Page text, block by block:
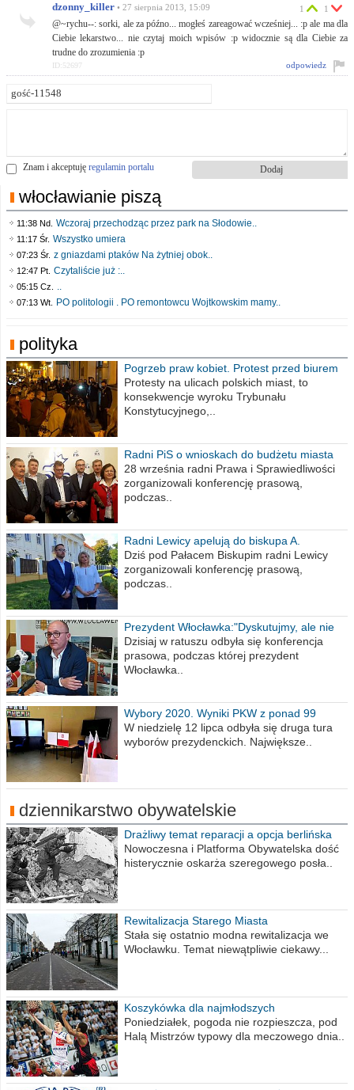
dzonny_killer • 27 sierpnia 2013, 15:09
@~rychu--: sorki, ale za późno... mogłeś zareagować wcześniej... :p ale ma dla
Ciebie lekarstwo... nie czytaj moich wpisów :p widocznie są dla Ciebie za
trudne do zrozumienia :p
1 1
odpowiedz
ID:52697
Znam i akceptuję regulamin portalu
włocławianie piszą
11:38 Nd. Wczoraj przechodząc przez park na Słodowie..
11:17 Śr. Wszystko umiera
07:23 Śr. z gniazdami ptaków Na żytniej obok..
12:47 Pt. Czytaliście już :..
05:15 Cz. ..
07:13 Wt. PO politologii . PO remontowcu Wojtkowskim mamy..
polityka
Pogrzeb praw kobiet. Protest przed biurem
poselskim PiS
Protesty na ulicach polskich miast, to
konsekwencje wyroku Trybunału
Konstytucyjnego,..
Radni PiS o wnioskach do budżetu miasta
na 2021 rok
28 września radni Prawa i Sprawiedliwości
zorganizowali konferencję prasową,
podczas..
Radni Lewicy apelują do biskupa A.
Wiesława Meringa
Dziś pod Pałacem Biskupim radni Lewicy
zorganizowali konferencję prasową,
podczas..
Prezydent Włocławka:"Dyskutujmy, ale nie
obrażajmy się”
Dzisiaj w ratuszu odbyła się konferencja
prasowa, podczas której prezydent
Włocławka..
Wybory 2020. Wyniki PKW z ponad 99
procent obwodów
W niedzielę 12 lipca odbyła się druga tura
wyborów prezydenckich. Największe..
dziennikarstwo obywatelskie
Drażliwy temat reparacji a opcja berlińska
Nowoczesna i Platforma Obywatelska dość
histerycznie oskarża szeregowego posła..
Rewitalizacja Starego Miasta
Stała się ostatnio modna rewitalizacja we
Włocławku. Temat niewątpliwie ciekawy...
Koszykówka dla najmłodszych
Poniedziałek, pogoda nie rozpieszcza, pod
Halą Mistrzów typowy dla meczowego dnia..